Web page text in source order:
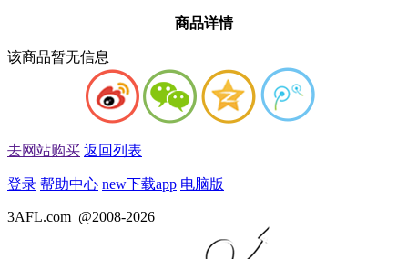
商品详情
该商品暂无信息
去网站购买 返回列表
登录 帮助中心 new下载app 电脑版
3AFL.com @2008-2026